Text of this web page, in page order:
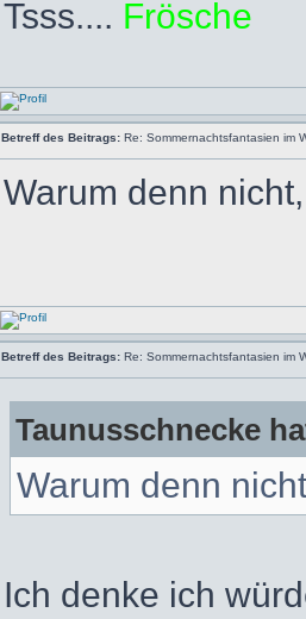
Tsss.... Frösche
Betreff des Beitrags: Re: Sommernachtsfantasien im
Warum denn
Betreff des Beitrags: Re: Sommernachtsfantasien im
Taunusschnecke
Warum denn
Ich denke ich